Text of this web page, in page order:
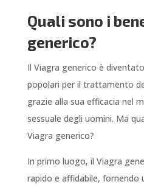
Quali sono i
generico?
Il Viagra generico è
popolari per il trattamento
grazie alla sua efficacia nel
sessuale degli uomini. Ma
Viagra generico?
In primo luogo, il Viagra
rapido e affidabile, fornendo